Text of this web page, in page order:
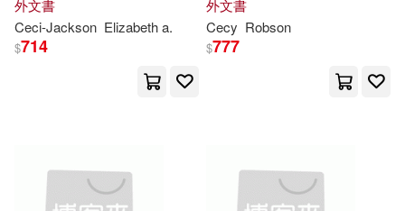
Marguerite/ Trujillo(1)
Martin(1)
外文書
Ceci-Jackson Elizabeth a.
$714
外文書
Cecy Robson
$777